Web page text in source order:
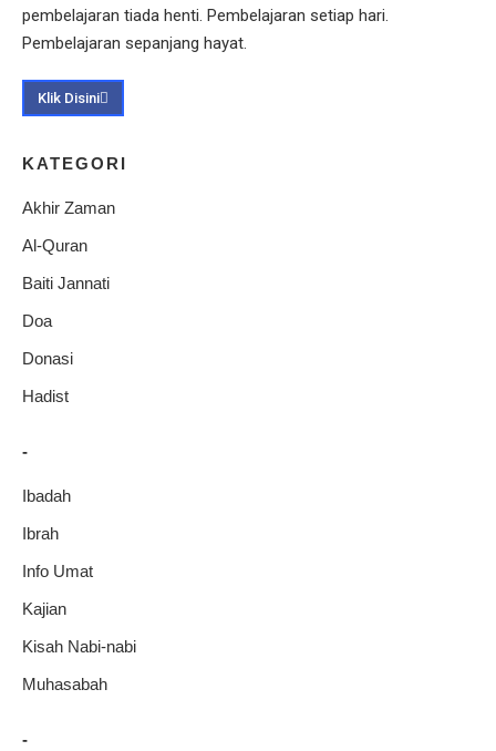
pembelajaran tiada henti. Pembelajaran setiap hari.
Pembelajaran sepanjang hayat.
Klik Disini
KATEGORI
Akhir Zaman
Al-Quran
Baiti Jannati
Doa
Donasi
Hadist
-
Ibadah
Ibrah
Info Umat
Kajian
Kisah Nabi-nabi
Muhasabah
-